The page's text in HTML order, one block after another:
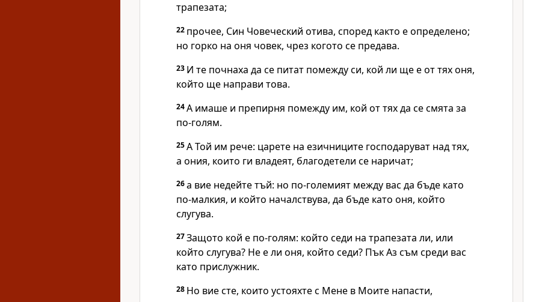
трапезата;
22 прочее, Син Човеческий отива, според както е определено;
но горко на оня човек, чрез когото се предава.
23 И те почнаха да се питат помежду си, кой ли ще е от тях оня,
който ще направи това.
24А имаше и препирня помежду им, кой от тях да се смята за
по-голям.
25А Той им рече: царете на езичниците господаруват над тях,
а ония, които ги владеят, благодетели се наричат;
26а вие недейте тъй: но по-големият между вас да бъде като
по-малкия, и който началствува, да бъде като оня, който
слугува.
27Защото кой е по-голям: който седи на трапезата ли, или
който слугува? Не е ли оня, който седи? Пък Аз съм среди вас
като прислужник.
28 Но вие сте, които устояхте с Мене в Моите напасти,